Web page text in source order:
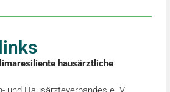
hausärztliche